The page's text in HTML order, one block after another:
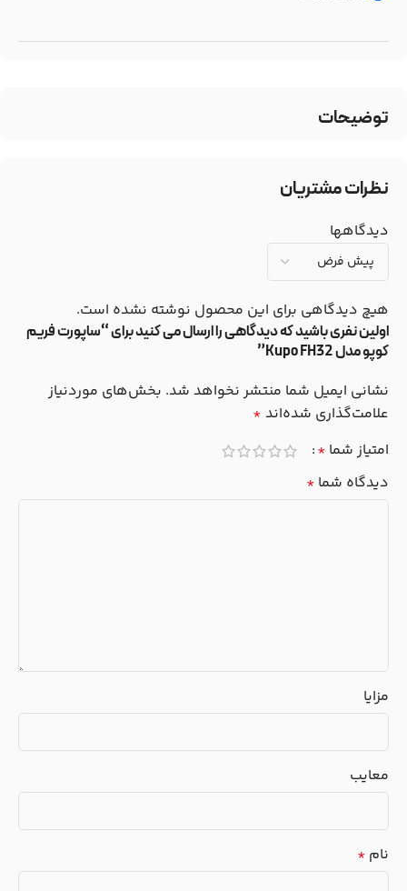
توضیحات
نظرات مشتریان
دیدگاهها
هیچ دیدگاهی برای این محصول نوشته نشده است.
اولین نفری باشید که دیدگاهی را ارسال می کنید برای “ساپورت فریم
کوپو مدل Kupo FH32”
نشانی ایمیل شما منتشر نخواهد شد. بخش‌های موردنیاز
علامت‌گذاری شده‌اند *
امتیاز شما *
دیدگاه شما *
مزایا
معایب
نام *